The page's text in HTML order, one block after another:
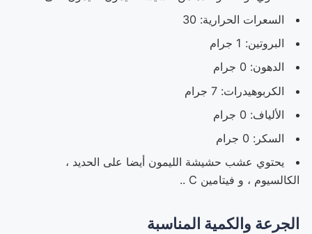
السعرات الحرارية: 30
البروتين: 1 جرام
الدهون: 0 جرام
الكربوهيدرات: 7 جرام
الألياف: 0 جرام
السكر: 0 جرام
يحتوي عشب حشيشة الليمون أيضا على الحديد ،
الكالسيوم ، و فيتامين C ..
الجرعة والكمية المناسبة